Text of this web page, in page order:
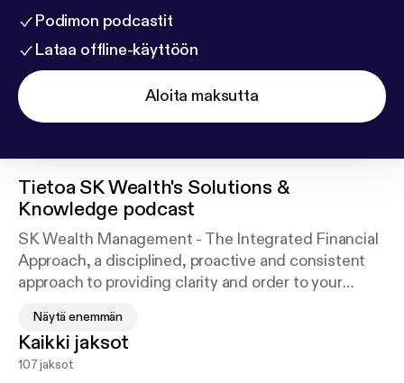
Podimon podcastit
Lataa offline-käyttöön
Aloita maksutta
Tietoa SK Wealth's Solutions &
Knowledge podcast
SK Wealth Management - The Integrated Financial
Approach, a disciplined, proactive and consistent
approach to providing clarity and order to your
life such as financial planning, investing, estate
planning, taxes, divorce planning, etc.
Näytä enemmän
Kaikki jaksot
107 jaksot